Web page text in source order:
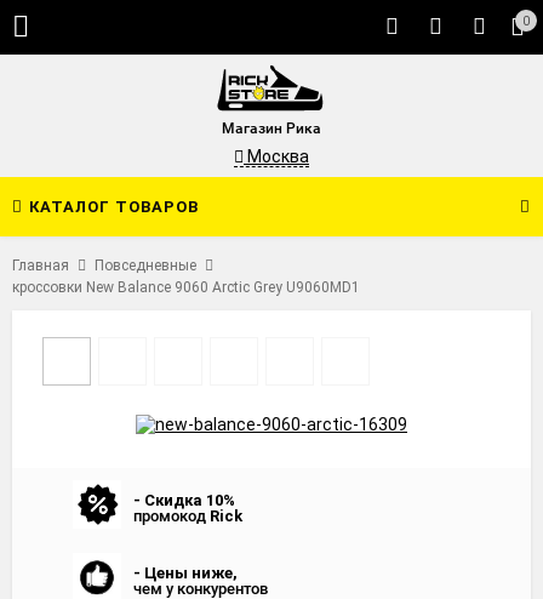
0
Магазин Рика
Москва
КАТАЛОГ ТОВАРОВ
Главная
Повседневные
кроссовки New Balance 9060 Arctic Grey U9060MD1
- Скидка 10%
промокод Rick
- Цены ниже,
чем у конкурентов